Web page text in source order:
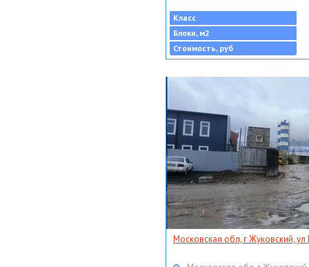
Класс
Блоки, м2
Стоимость, руб
Московская обл, г Жуковский,